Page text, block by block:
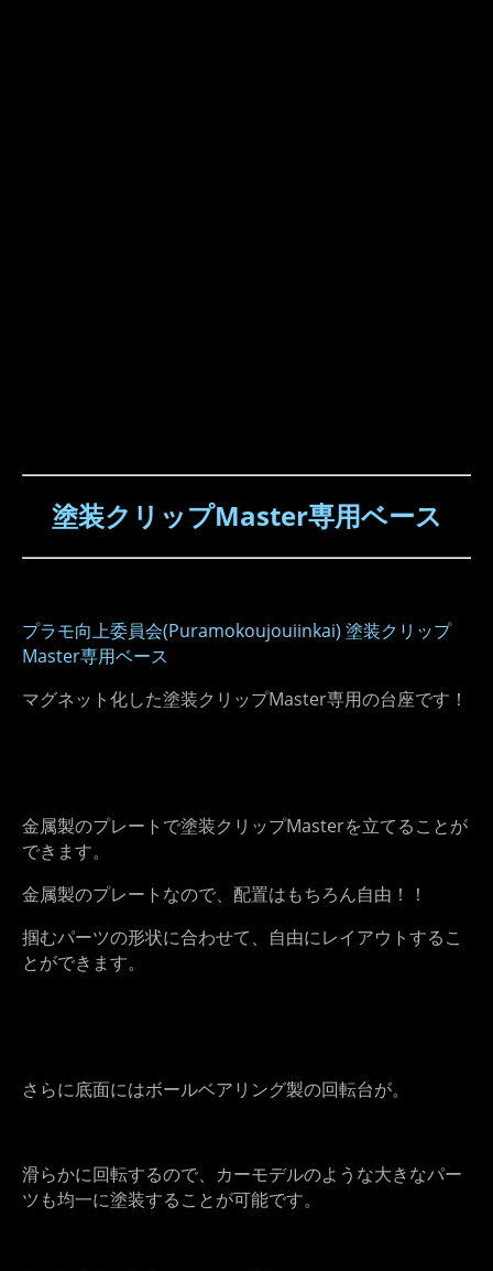
塗装クリップMaster​専用ベース
プラモ向上委員会(Puramokoujouiinkai) 塗装クリップ
Master専用ベース
マグネット化した塗装クリップMaster専用の台座です！
金属製のプレートで塗装クリップMasterを立てることが
できます。
金属製のプレートなので、配置はもちろん自由！！
掴むパーツの形状に合わせて、自由にレイアウトするこ
とができます。
さらに底面にはボールベアリング製の回転台が。
滑らかに回転するので、カーモデルのような大きなパー
ツも均一に塗装することが可能です。